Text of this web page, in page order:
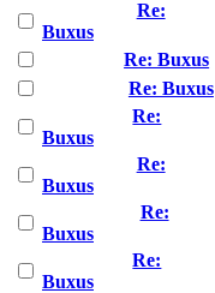
Re:
Buxus
Re: Buxus
Re: Buxus
Re:
Buxus
Re:
Buxus
Re:
Buxus
Re:
Buxus